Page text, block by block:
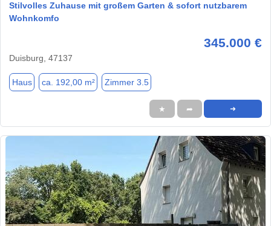
Stilvolles Zuhause mit großem Garten & sofort nutzbarem
Wohnkomfo
345.000 €
Duisburg, 47137
Haus ca. 192,00 m² Zimmer 3.5
★ ➦ ➜